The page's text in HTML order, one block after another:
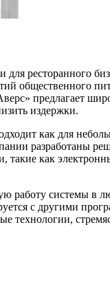
ресторанного
общественного
предлагает
издержки.
как для
разработаны
как
работу системы в
с другими